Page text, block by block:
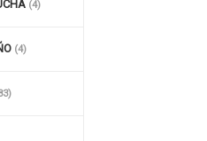
(4)
(4)